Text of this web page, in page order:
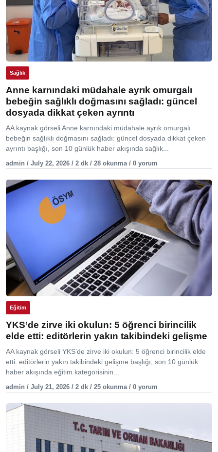
Sağlık
Anne karnındaki müdahale ayrık omurgalı
bebeğin sağlıklı doğmasını sağladı: güncel
dosyada dikkat çeken ayrıntı
AA kaynak görseli Anne karnındaki müdahale ayrık omurgalı
bebeğin sağlıklı doğmasını sağladı: güncel dosyada dikkat çeken
ayrıntı başlığı, son 10 günlük haber akışında sağlık...
admin / July 22, 2026 / 2 dk / 28 okunma / 0 yorum
Eğitim
YKS’de zirve iki okulun: 5 öğrenci birincilik
elde etti: editörlerin yakın takibindeki gelişme
AA kaynak görseli YKS’de zirve iki okulun: 5 öğrenci birincilik elde
etti: editörlerin yakın takibindeki gelişme başlığı, son 10 günlük
haber akışında eğitim kategorisinin...
admin / July 21, 2026 / 2 dk / 25 okunma / 0 yorum